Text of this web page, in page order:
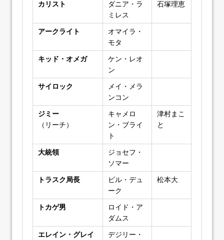
カリスト
ダニア・ラ
ミレス
石塚理恵
アークライト
オマイラ・
モタ
キッド・オメガ
ケン・レオ
ン
サイロック
メイ・メラ
ンコン
ジミー
（リーチ）
キャメロ
ン・ブライ
ト
津村まこ
と
大統領
ジョセフ・
ソマー
トラスク局長
ビル・デュ
ーク
松本大
トカゲ男
ロイド・ア
ダムス
エレイン・グレイ
デジリー・